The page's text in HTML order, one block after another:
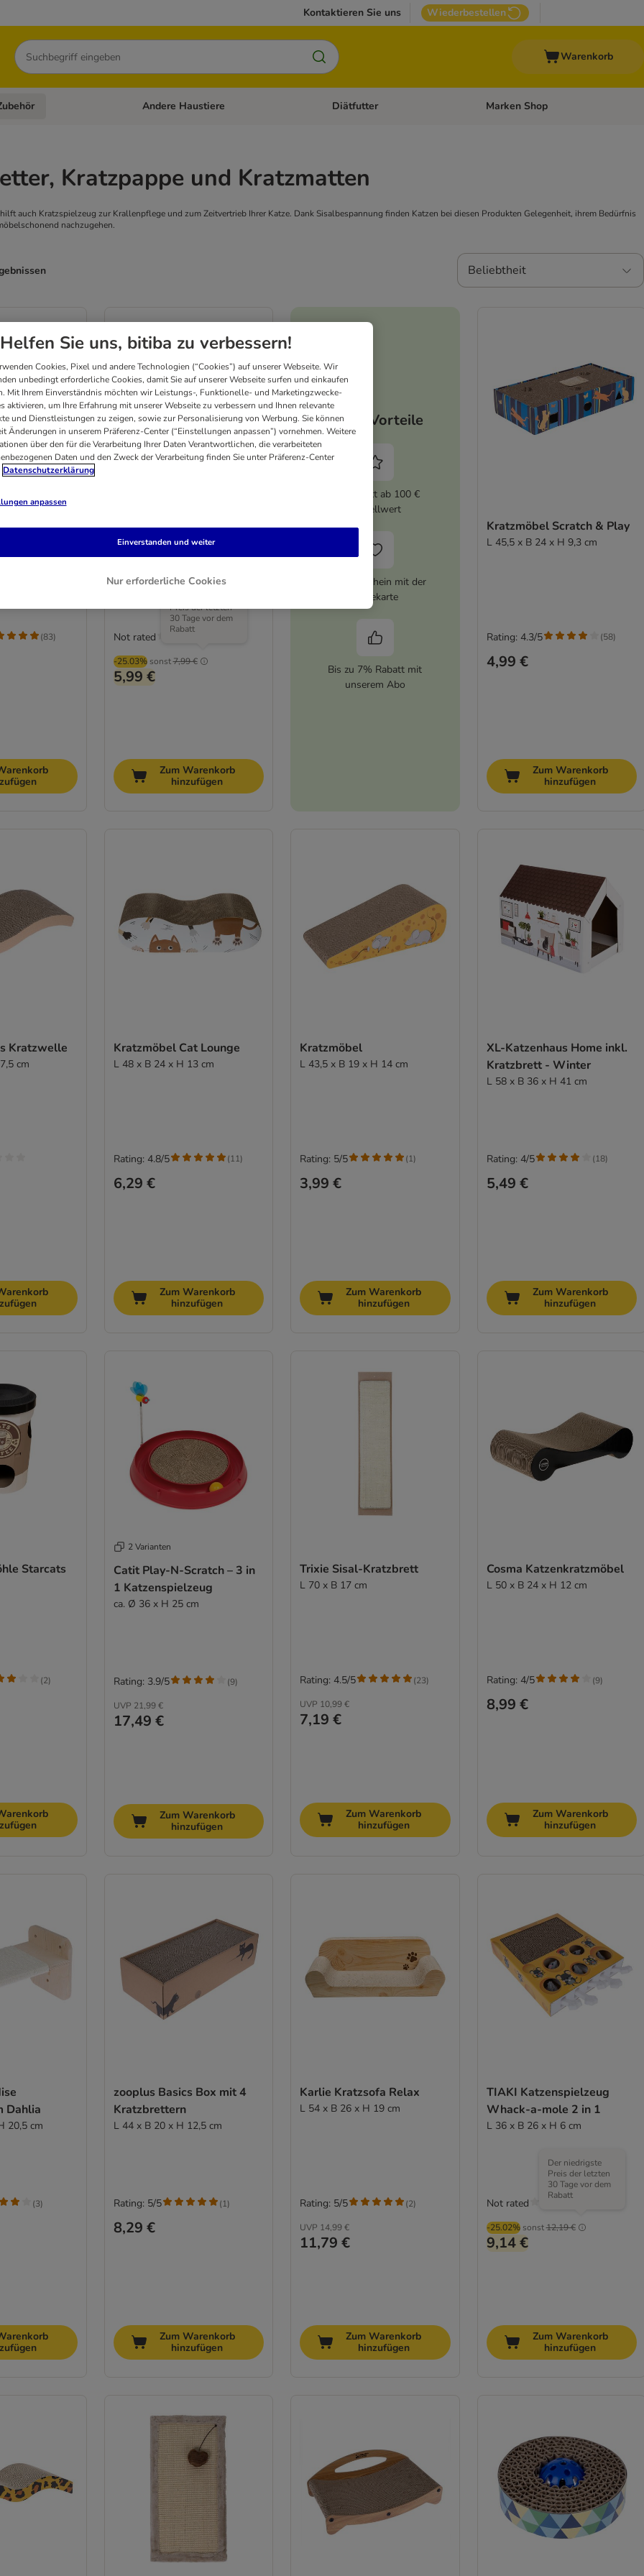
Kontaktieren Sie uns Wiederbestellen
Suchen
Warenkorb
Hundefutter und Zubehör Kategorie-Menü öffnen: Katzenfutter und Zubehör
Andere Haustiere Kategorie-Menü öffnen: Andere Haustiere
Diätfutter Kategorie-Menü öffnen: Diätfutter
Marken Shop
Kratzpappe und Kratzmatten
auch Kratzspielzeug zur Krallenpflege und zum Zeitvertrieb Ihrer Katze. Dank Sisalbespannung finden Katzen bei diesen Produkten Gelegenheit, ihrem Bedürfnis
nachzugehen.
Beliebtheit
(83)
Modern Living Kratz- &
Spielmatte Sarawak
ca. Ø 50 cm
-25.03% sonst7,99 €
Preis der letzten
30 Tage vor dem
Rabatt
5,99 €
Not rated
Zum Warenkorb
hinzufügen
Deine Vorteile
5% Rabatt ab 100 €
Bestellwert
10 € Gutschein mit der
Treuekarte
Bis zu 7% Rabatt mit
unserem Abo
Kratzmöbel Scratch & Play
L 45,5 x B 24 x H 9,3 cm
4,99 €
Rating: 4.3/5 (58)
Zum Warenkorb
hinzufügen
Kratzwelle
cm
Kratzmöbel Cat Lounge
L 48 x B 24 x H 13 cm
6,29 €
Rating: 4.8/5 (11)
Zum Warenkorb
hinzufügen
Kratzmöbel
L 43,5 x B 19 x H 14 cm
3,99 €
Rating: 5/5 (1)
Zum Warenkorb
hinzufügen
XL-Katzenhaus Home inkl.
Kratzbrett - Winter
L 58 x B 36 x H 41 cm
5,49 €
Rating: 4/5 (18)
Zum Warenkorb
hinzufügen
Starcats
(2)
2 Varianten
Catit Play-N-Scratch – 3 in
1 Katzenspielzeug
ca. Ø 36 x H 25 cm
UVP 21,99 €
17,49 €
Rating: 3.9/5 (9)
Zum Warenkorb
hinzufügen
Trixie Sisal-Kratzbrett
L 70 x B 17 cm
UVP 10,99 €
7,19 €
Rating: 4.5/5 (23)
Zum Warenkorb
hinzufügen
Cosma Katzenkratzmöbel
L 50 x B 24 x H 12 cm
8,99 €
Rating: 4/5 (9)
Zum Warenkorb
hinzufügen
Dahlia
20,5 cm
(3)
zooplus Basics Box mit 4
Kratzbrettern
L 44 x B 20 x H 12,5 cm
8,29 €
Rating: 5/5 (1)
Zum Warenkorb
hinzufügen
Karlie Kratzsofa Relax
L 54 x B 26 x H 19 cm
UVP 14,99 €
11,79 €
Rating: 5/5 (2)
Zum Warenkorb
hinzufügen
TIAKI Katzenspielzeug
Whack-a-mole 2 in 1
L 36 x B 26 x H 6 cm
-25.02% sonst12,19 €
Der niedrigste
Preis der letzten
30 Tage vor dem
Rabatt
9,14 €
Not rated
Zum Warenkorb
hinzufügen
Helfen Sie uns, bitiba zu verbessern!
Cookies, Pixel und andere Technologien (“Cookies”) auf unserer Webseite. Wir
unbedingt erforderliche Cookies, damit Sie auf unserer Webseite surfen und einkaufen
Mit Ihrem Einverständnis möchten wir Leistungs-, Funktionelle- und Marketingzwecke-
aktivieren, um Ihre Erfahrung mit unserer Webseite zu verbessern und Ihnen relevante
und Dienstleistungen zu zeigen, sowie zur Personalisierung von Werbung. Sie können
Änderungen in unserem Präferenz-Center (“Einstellungen anpassen”) vornehmen. Weitere
über den für die Verarbeitung Ihrer Daten Verantwortlichen, die verarbeiteten
Daten und den Zweck der Verarbeitung finden Sie unter Präferenz-Center
Datenschutzerklärung
anpassen
Nur erforderliche Cookies
Einverstanden und weiter